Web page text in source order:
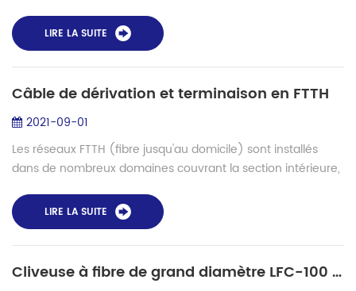
hautes performances sur de longues dis...
LIRE LA SUITE
Câble de dérivation et terminaison en FTTH
2021-09-01
Les réseaux FTTH (fibre jusqu'au domicile) sont installés
dans de nombreux domaines couvrant la section intérieure,
Pour répondre aux exi...
LIRE LA SUITE
Cliveuse à fibre de grand diamètre LFC-100 pour gaine 250um et 400um